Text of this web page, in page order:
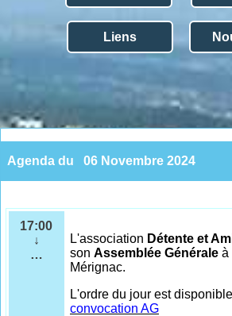
Liens
Agenda du 06 Novembre 2024
17:00
↓
…
L'association Détente et
son Assemblée Générale à
Mérignac.
L'ordre du jour est
convocation AG